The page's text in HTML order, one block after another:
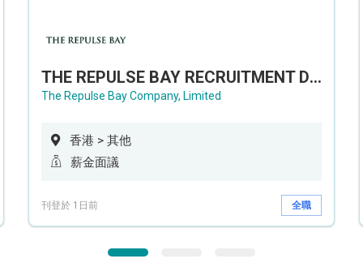
THE REPULSE BAY RECRUITMENT DAY 淺水灣影灣園人才招聘會
The Repulse Bay Company, Limited
香港 > 其他
薪金面議
刊登於 1日前 全職